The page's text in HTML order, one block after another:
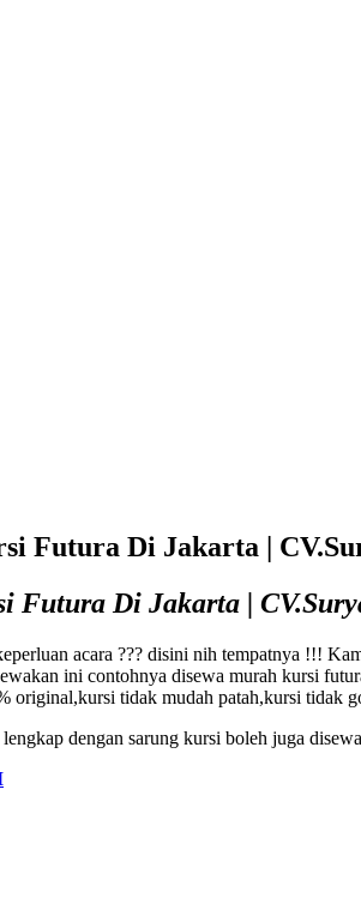
Futura Di Jakarta |
Futura Di Jakarta |
acara ??? disini nih tempatnya !!!
ini contohnya disewa murah kursi
original,kursi tidak mudah patah,kursi tidak
dengan sarung kursi boleh juga